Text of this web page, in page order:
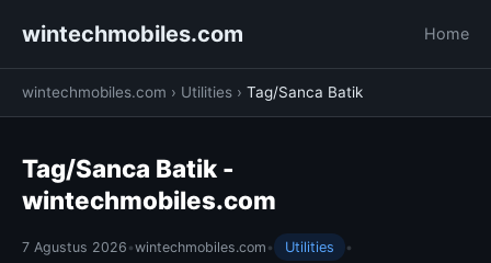
wintechmobiles.com Home
wintechmobiles.com › Utilities › Tag/Sanca Batik
Tag/Sanca Batik -
wintechmobiles.com
7 Agustus 2026 •wintechmobiles.com • Utilities
•